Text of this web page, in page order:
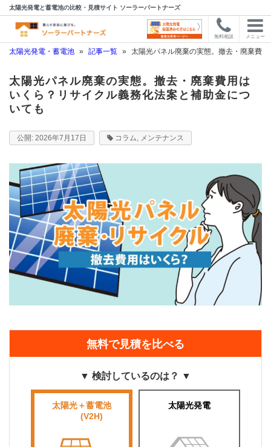
太陽光発電と蓄電池の比較・見積サイト ソーラーパートナーズ
無料相談 メニュー
太陽光発電・蓄電池 » 記事一覧 » 太陽光パネル廃棄の実態。撤去・廃棄費
太陽光パネル廃棄の実態。撤去・廃棄費用は
いくら？リサイクル義務化法案と補助金につ
いても
2026年7月17日 コラム, メンテナンス
無料で見積を比べる
▼ 検討しているのは？ ▼
太陽光＋蓄電池
(V2H)
太陽光発電